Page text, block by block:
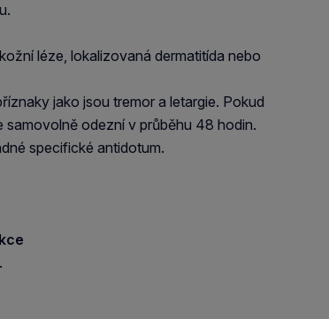
léze, lokalizovaná dermatitída nebo
jako jsou tremor a letargie. Pokud
odezní v průběhu 48 hodin.
specifické antidotum.